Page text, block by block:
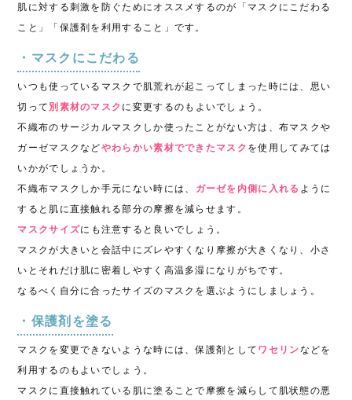
肌に対する刺激を防ぐためにオススメするのが「マスクにこだわる
こと」「保護剤を利用すること」です。
・マスクにこだわる
いつも使っているマスクで肌荒れが起こってしまった時には、思い
切って 別素材のマスク に変更するのもよいでしょう。
不織布のサージカルマスクしか使ったことがない方は、布マスクや
ガーゼマスクなどやわらかい素材でできたマスク を使用してみては
いかがでしょうか。
不織布マスクしか手元にない時には、
ガーゼを内側に入れる ように
すると肌に直接触れる部分の摩擦を減らせます。
マスクサイズにも注意すると良いでしょう。
マスクが大きいと会話中にズレやすくなり摩擦が大きくなり、小さ
いとそれだけ肌に密着しやすく高温多湿になりがちです。
なるべく自分に合ったサイズのマスクを選ぶようにしましょう。
・保護剤を塗る
マスクを変更できないような時には、保護剤として ワセリンなどを
利用するのもよいでしょう。
マスクに直接触れている肌に塗ることで摩擦を減らして肌状態の悪